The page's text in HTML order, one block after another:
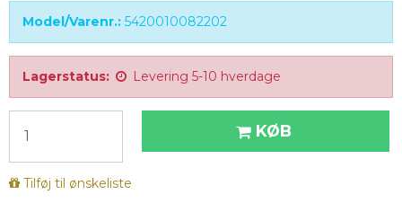
Model/Varenr.: 5420010082202
Lagerstatus: Levering 5-10 hverdage
KØB
Tilføj til ønskeliste